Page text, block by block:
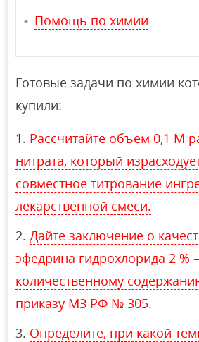
Помощь по химии
Готовые задачи по химии
купили:
Рассчитайте объем 0,1 М
нитрата, который
совместное титрование
лекарcтвенной смеси.
Дайте заключение о
эфедрина гидрохлорида 2
количественному
приказу МЗ РФ № 305.
Определите, при какой